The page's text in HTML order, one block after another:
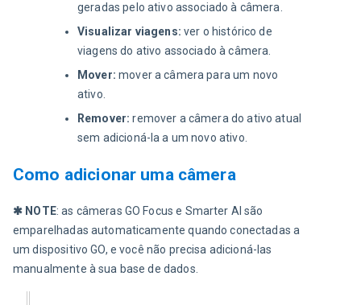
geradas pelo ativo associado à câmera.
Visualizar viagens: ver o histórico de
viagens do ativo associado à câmera.
Mover: mover a câmera para um novo
ativo.
Remover: remover a câmera do ativo atual
sem adicioná-la a um novo ativo.
Como adicionar uma câmera
✱ NOTE: as câmeras GO Focus e Smarter AI são
emparelhadas automaticamente quando conectadas a
um dispositivo GO, e você não precisa adicioná-las
manualmente à sua base de dados.